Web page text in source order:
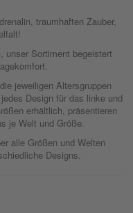
traumhaften Zauber,
unser Sortiment begeistert
jeweiligen Altersgruppen
Design für das linke und
erhältlich, präsentieren
je Welt und Größe.
alle Größen und Welten
Designs.